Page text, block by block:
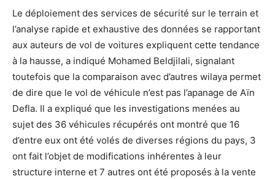
Le déploiement des services de sécurité sur le terrain et
l’analyse rapide et exhaustive des données se rapportant
aux auteurs de vol de voitures expliquent cette tendance
à la hausse, a indiqué Mohamed Beldjilali, signalant
toutefois que la comparaison avec d’autres wilaya permet
de dire que le vol de véhicule n’est pas l’apanage de Aïn
Defla. Il a expliqué que les investigations menées au
sujet des 36 véhicules récupérés ont montré que 16
d’entre eux ont été volés de diverses régions du pays, 3
ont fait l’objet de modifications inhérentes à leur
structure interne et 7 autres ont été proposés à la vente